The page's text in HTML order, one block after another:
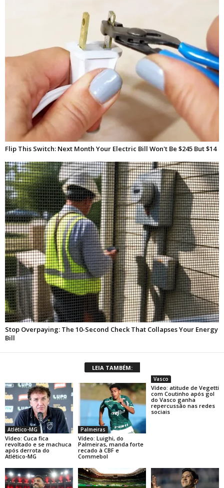
LEIA TAMBÉM:
Atlético-MG
Vídeo: Cuca fica
revoltado e se machuca
após derrota do
Atlético-MG
Palmeiras
Vídeo: Luighi, do
Palmeiras, manda forte
recado à CBF e
Commebol
Vasco
Vídeo: atitude de Vegetti
com Coutinho após gol
do Vasco ganha
repercussão nas redes
sociais